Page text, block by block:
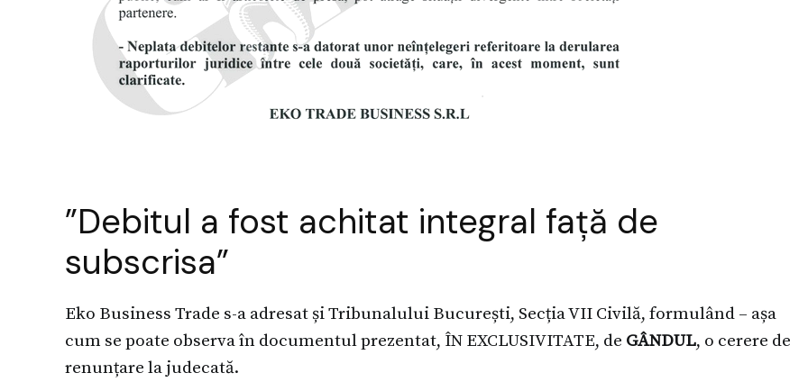
”Debitul a fost achitat integral față de
subscrisa”
Eko Business Trade s-a adresat și Tribunalului București, Secția VII Civilă, formulând – așa
cum se poate observa în documentul prezentat, ÎN EXCLUSIVITATE, de GÂNDUL, o cerere de
renunțare la judecată.